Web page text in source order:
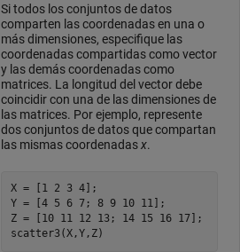
Si todos los conjuntos de datos
comparten las coordenadas en una o
más dimensiones, especifique las
coordenadas compartidas como vector
y las demás coordenadas como
matrices. La longitud del vector debe
coincidir con una de las dimensiones de
las matrices. Por ejemplo, represente
dos conjuntos de datos que compartan
las mismas coordenadasx.
X = [1 2 3 4];
Y = [4 5 6 7; 8 9 10 11];
Z = [10 11 12 13; 14 15 16 17];
scatter3(X,Y,Z)